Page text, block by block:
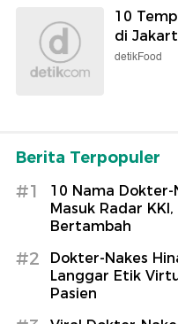
10
di
detikFood
Berita Terpopuler
#1
10 Nama Dokter-
Masuk Radar
Bertambah
#2
Dokter-Nakes
Langgar Etik
Pasien